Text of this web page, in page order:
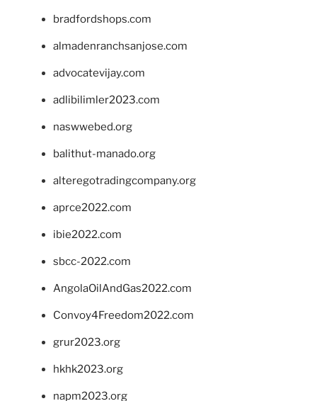
bradfordshops.com
almadenranchsanjose.com
advocatevijay.com
adlibilimler2023.com
naswwebed.org
balithut-manado.org
alteregotradingcompany.org
aprce2022.com
ibie2022.com
sbcc-2022.com
AngolaOilAndGas2022.com
Convoy4Freedom2022.com
grur2023.org
hkhk2023.org
napm2023.org